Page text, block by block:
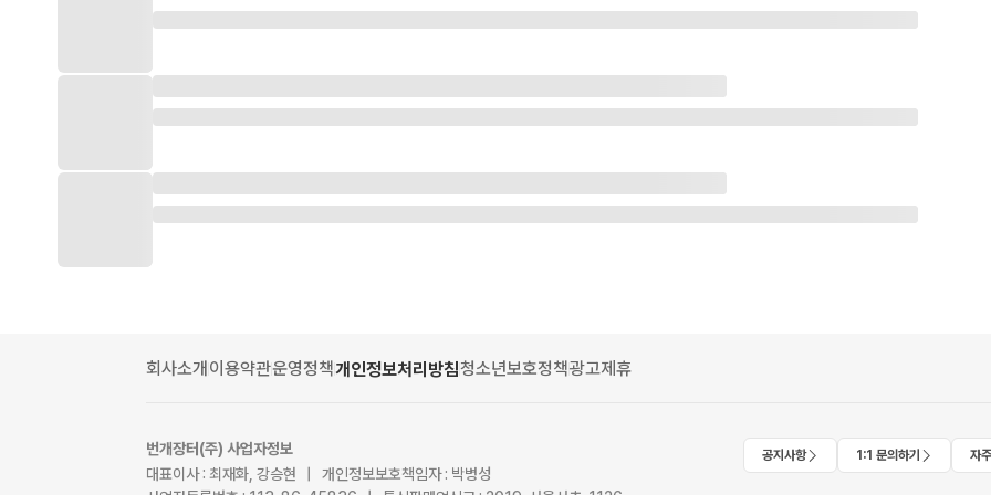
회사소개이용약관운영정책개인정보처리방침청소년보호정책광고제휴
번개장터(주) 사업자정보
대표이사 : 최재화, 강승현 | 개인정보보호책임자 : 박병성
공지사항 1:1 문의하기 자